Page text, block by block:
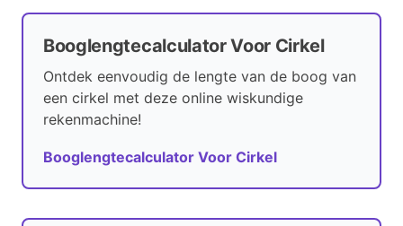
Booglengtecalculator Voor Cirkel
Ontdek eenvoudig de lengte van de boog van
een cirkel met deze online wiskundige
rekenmachine!
Booglengtecalculator Voor Cirkel